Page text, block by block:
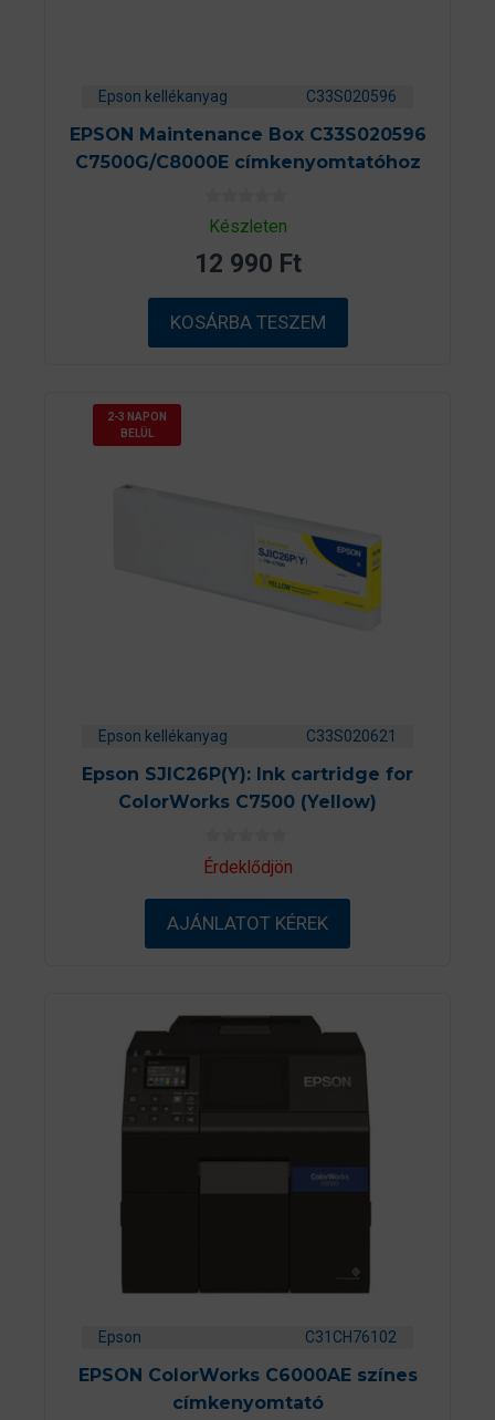
Epson kellékanyag C33S020596
EPSON Maintenance Box C33S020596
C7500G/C8000E címkenyomtatóhoz
0
a
5
b
ő
l
Készleten
12 990 Ft
KOSÁRBA TESZEM
2-3 NAPON
BELÜL
Epson kellékanyag C33S020621
Epson SJIC26P(Y): Ink cartridge for
ColorWorks C7500 (Yellow)
0
a
-
ő
Érdeklődjön
AJÁNLATOT KÉREK
Epson C31CH76102
EPSON ColorWorks C6000AE színes
címkenyomtató